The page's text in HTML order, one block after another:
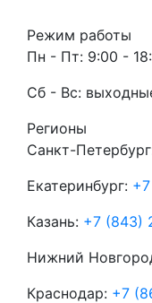
Режим работы
Пн - Пт: 9:00 -
Сб - Вс:
Регионы
Санкт-
Екатеринбург:
Казань: +7 (843)
Нижний
Краснодар: +7